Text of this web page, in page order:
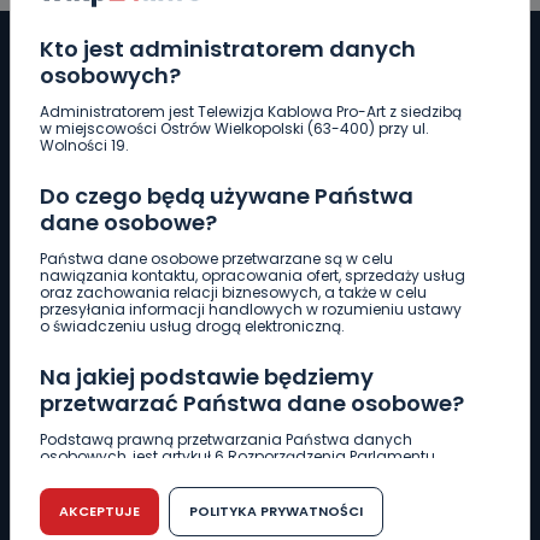
Kto jest administratorem danych
osobowych?
Administratorem jest Telewizja Kablowa Pro-Art z siedzibą
w miejscowości Ostrów Wielkopolski (63-400) przy ul.
Wolności 19.
Do czego będą używane Państwa
dane osobowe?
Państwa dane osobowe przetwarzane są w celu
nawiązania kontaktu, opracowania ofert, sprzedaży usług
oraz zachowania relacji biznesowych, a także w celu
przesyłania informacji handlowych w rozumieniu ustawy
o świadczeniu usług drogą elektroniczną.
Na jakiej podstawie będziemy
przetwarzać Państwa dane osobowe?
Podstawą prawną przetwarzania Państwa danych
osobowych, jest artykuł 6 Rozporządzenia Parlamentu
r. w sprawie ochrony osób fizycznych w związku z
przetwarzaniem danych osobowych w sprawie
swobodnego przepływu takich danych oraz uchylenia
AKCEPTUJE POLITYKA PRYWATNOŚCI
Pobierz logotyp
LINIA INTERWENCYJNA
661 997 997
REDAKCJA
62 735 22 22redakcja@wlkp24.info
DZIAŁ REKLAMY
62 735 01 85 reklama@wlkp24.info
WIADOMOŚCI